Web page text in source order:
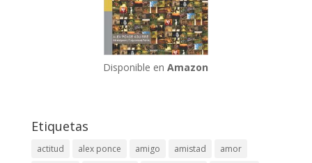
Disponible enAmazon
Etiquetas
actitud alex ponce amigo amistad
amor